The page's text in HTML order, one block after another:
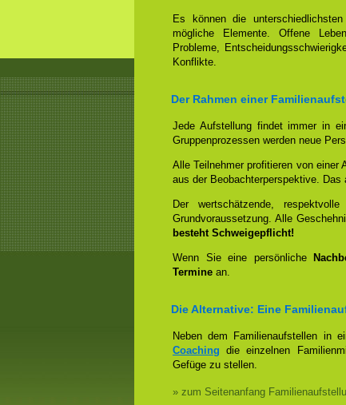
Es können die
mögliche Elemente. Offene
Probleme,
Konflikte.
Der Rahmen einer
Jede Aufstellung findet immer in
Gruppenprozessen werden neue
Alle Teilnehmer profitieren von einer
aus der Beobachterperspektive.
Der wertschätzende,
Grundvoraussetzung. Alle
besteht Schweigepflicht!
Wenn Sie eine persönliche
Termine an.
Die Alternative: Eine
Neben dem Familienaufstellen in
Coaching die einzelnen
Gefüge zu stellen.
» zum Seitenanfang